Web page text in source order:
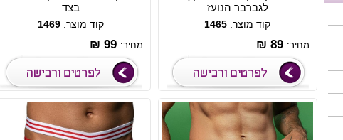
לגברבר הנועז
קוד מוצר: 1465
מחיר: 89 ₪
בצד
קוד מוצר: 1469
מחיר: 99 ₪